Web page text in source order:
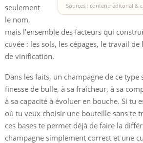
Sources : contenu éditorial &
seulement
le nom,
mais l’ensemble des facteurs qui
cuvée : les sols, les cépages, le travail
de vinification.
Dans les faits, un champagne de ce type
finesse de bulle, à sa fraîcheur, à sa
à sa capacité à évoluer en bouche. Si tu
où tu veux choisir une bouteille sans te
ces bases te permet déjà de faire la
champagne simplement correct et une